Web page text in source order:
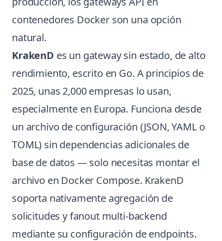
contenedores Docker son una opción
natural.
KrakenD es un gateway sin estado, de alto
rendimiento, escrito en Go. A principios de
2025, unas 2,000 empresas lo usan,
especialmente en Europa. Funciona desde
un archivo de configuración (JSON, YAML o
TOML) sin dependencias adicionales de
base de datos — solo necesitas montar el
archivo en Docker Compose. KrakenD
soporta nativamente agregación de
solicitudes y fanout multi-backend
mediante su configuración de endpoints.